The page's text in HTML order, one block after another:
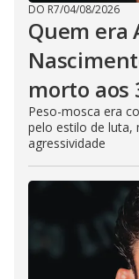
DO R7/04/08/2026
Quem era
morto aos
Peso-mosca era
pelo estilo de luta,
agressividade